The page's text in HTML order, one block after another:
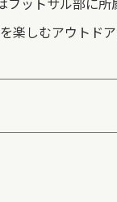
楽しむアウトドア